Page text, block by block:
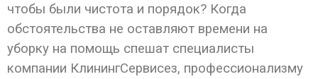
чтобы были чистота и порядок? Когда
обстоятельства не оставляют времени на
уборку на помощь спешат специалисты
компании КлинингСервисез, профессионализму